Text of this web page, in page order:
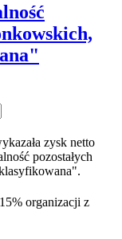
zysk netto
pozostałych
organizacji z